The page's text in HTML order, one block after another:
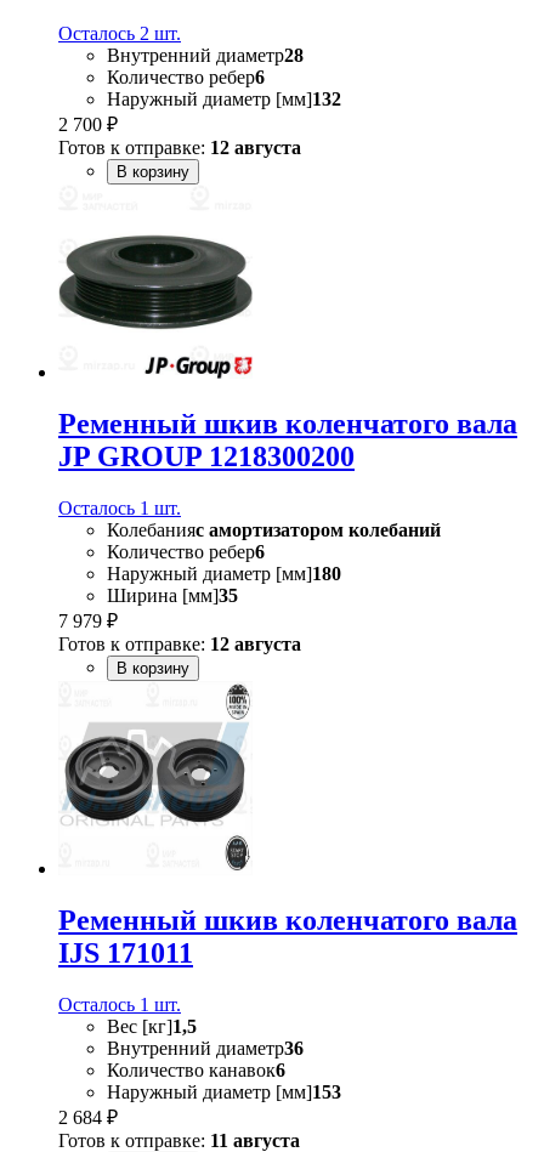
Осталось 2 шт.
Внутренний диаметр28
Количество ребер6
Наружный диаметр [мм]132
2 700 ₽
Готов к отправке: 12 августа
В корзину
Ременный шкив коленчатого вала
JP GROUP 1218300200
Осталось 1 шт.
Колебанияс амортизатором колебаний
Количество ребер6
Наружный диаметр [мм]180
Ширина [мм]35
7 979 ₽
Готов к отправке: 12 августа
В корзину
Ременный шкив коленчатого вала
IJS 171011
Осталось 1 шт.
Вес [кг]1,5
Внутренний диаметр36
Количество канавок6
Наружный диаметр [мм]153
2 684 ₽
Готов к отправке: 11 августа